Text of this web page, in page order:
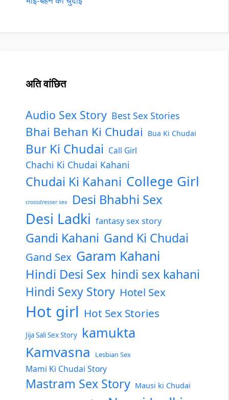
अति वांछित
Audio Sex Story Best Sex Stories
Bhai Behan Ki Chudai Bua Ki Chudai
Bur Ki Chudai Call Girl
Chachi Ki Chudai Kahani
Chudai Ki Kahani College Girl
crossdresser sex Desi Bhabhi Sex
Desi Ladki fantasy sex story
Gandi Kahani Gand Ki Chudai
Gand Sex Garam Kahani
Hindi Desi Sex hindi sex kahani
Hindi Sexy Story Hotel Sex
Hot girl Hot Sex Stories
Jija Sali Sex Story kamukta
Kamvasna Lesbian Sex
Mami Ki Chudai Story
Mastram Sex Story Mausi ki Chudai